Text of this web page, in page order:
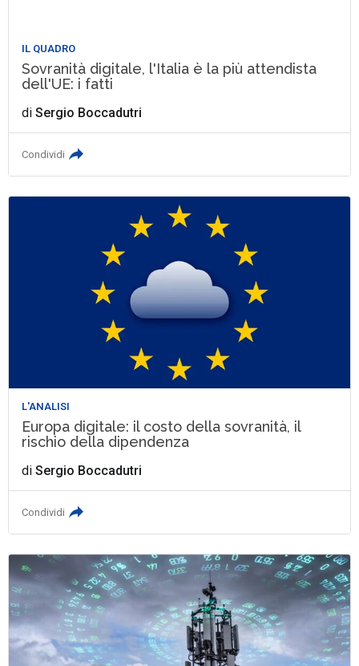
IL QUADRO
Sovranità digitale, l'Italia è la più attendista
dell'UE: i fatti
diSergio Boccadutri
Condividi
L'ANALISI
Europa digitale: il costo della sovranità, il
rischio della dipendenza
diSergio Boccadutri
Condividi